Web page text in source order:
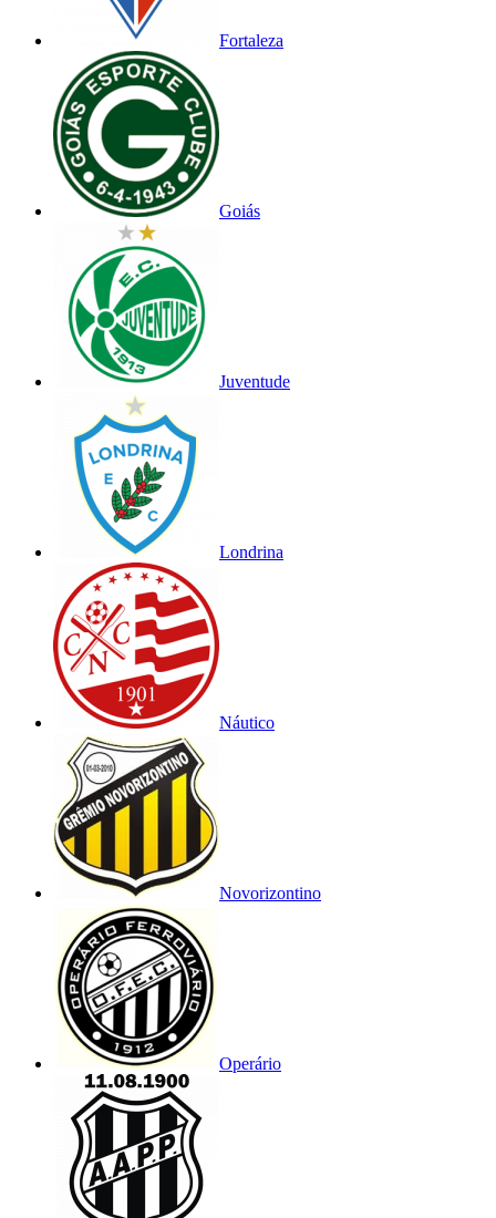
Fortaleza
Goiás
Juventude
Londrina
Náutico
Novorizontino
Operário